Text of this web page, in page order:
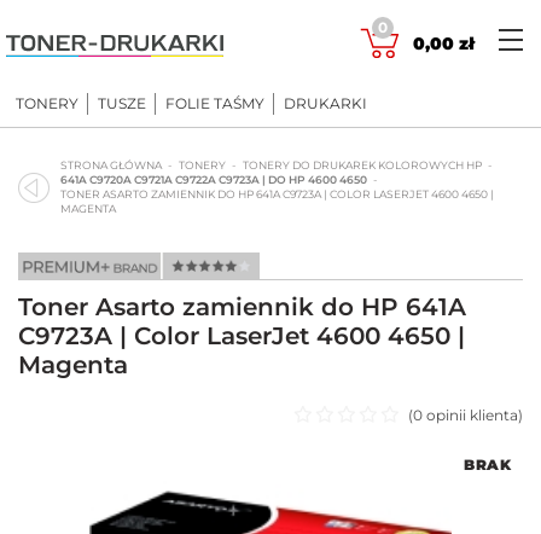
to
content
0
0,00 zł
TONERY TUSZE FOLIE TAŚMY DRUKARKI
STRONA GŁÓWNA TONERY
TONERY DO DRUKAREK KOLOROWYCH HP
641A C9720A C9721A C9722A C9723A | DO HP 4600 4650
TONER ASARTO ZAMIENNIK DO HP 641A C9723A | COLOR LASERJET 4600 4650 |
MAGENTA
Toner Asarto zamiennik do HP 641A
C9723A | Color LaserJet 4600 4650 |
Magenta
(0 opinii klienta)
BRAK